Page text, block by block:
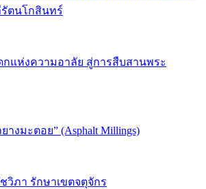
ตนโกสินทร์
กแห่งความอาลัย สู่การสืบสานพระ
งมะตอย” (Asphalt Millings)
ภา รักษาเขตจตุจักร